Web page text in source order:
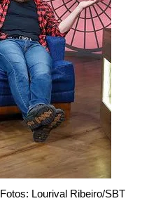
Fotos: Lourival Ribeiro/SBT